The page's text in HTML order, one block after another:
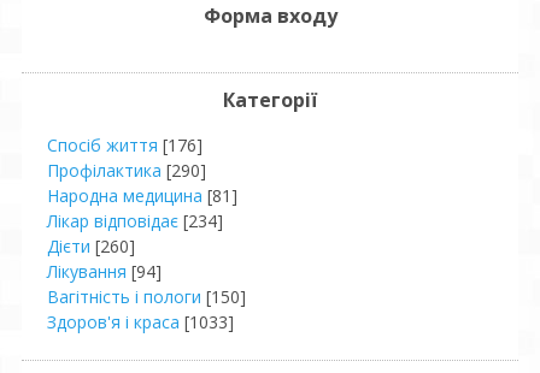
Форма входу
Категорії
Спосіб життя [176]
Профілактика [290]
Народна медицина [81]
Лікар відповідає [234]
Дієти [260]
Лікування [94]
Вагітність і пологи [150]
Здоров'я і краса [1033]